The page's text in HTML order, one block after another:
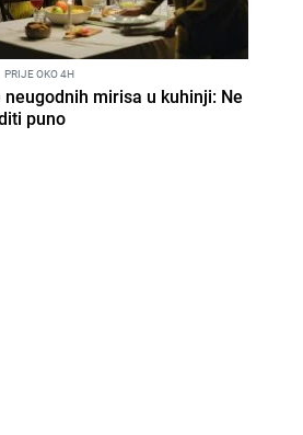
PRIJE OKO 4H
neugodnih mirisa u kuhinji: Ne
puno